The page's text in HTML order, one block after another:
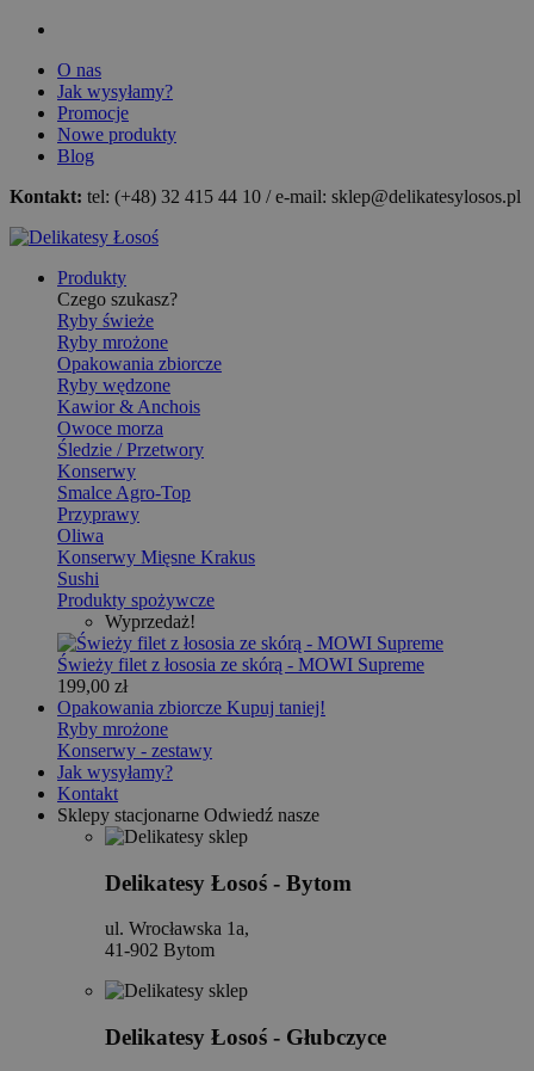
O nas
Jak wysyłamy?
Promocje
Nowe produkty
Blog
Kontakt: tel: (+48) 32 415 44 10 / e-mail: sklep@delikatesylosos.pl
Produkty
Czego szukasz?
Ryby świeże
Ryby mrożone
Opakowania zbiorcze
Ryby wędzone
Kawior & Anchois
Owoce morza
Śledzie / Przetwory
Konserwy
Smalce Agro-Top
Przyprawy
Oliwa
Konserwy Mięsne Krakus
Sushi
Produkty spożywcze
Wyprzedaż!
Świeży filet z łososia ze skórą - MOWI Supreme
199,00 zł
Opakowania zbiorcze Kupuj taniej!
Ryby mrożone
Konserwy - zestawy
Jak wysyłamy?
Kontakt
Sklepy stacjonarne Odwiedź nasze
Delikatesy Łosoś - Bytom
ul. Wrocławska 1a,
41-902 Bytom
Delikatesy Łosoś - Głubczyce